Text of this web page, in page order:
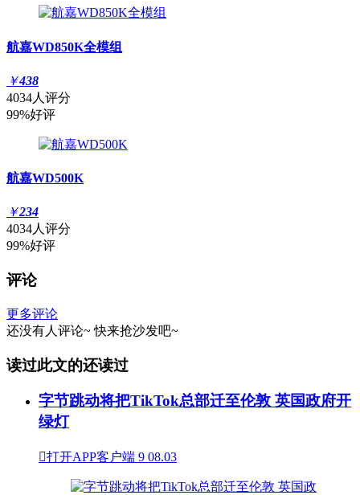
航嘉WD850K全模组
￥438
4034人评分
99%好评
航嘉WD500K
￥234
4034人评分
99%好评
评论
更多评论
还没有人评论~ 快来抢沙发吧~
读过此文的还读过
字节跳动将把TikTok总部迁至伦敦 英国政府开
绿灯
打开APP客户端 9 08.03